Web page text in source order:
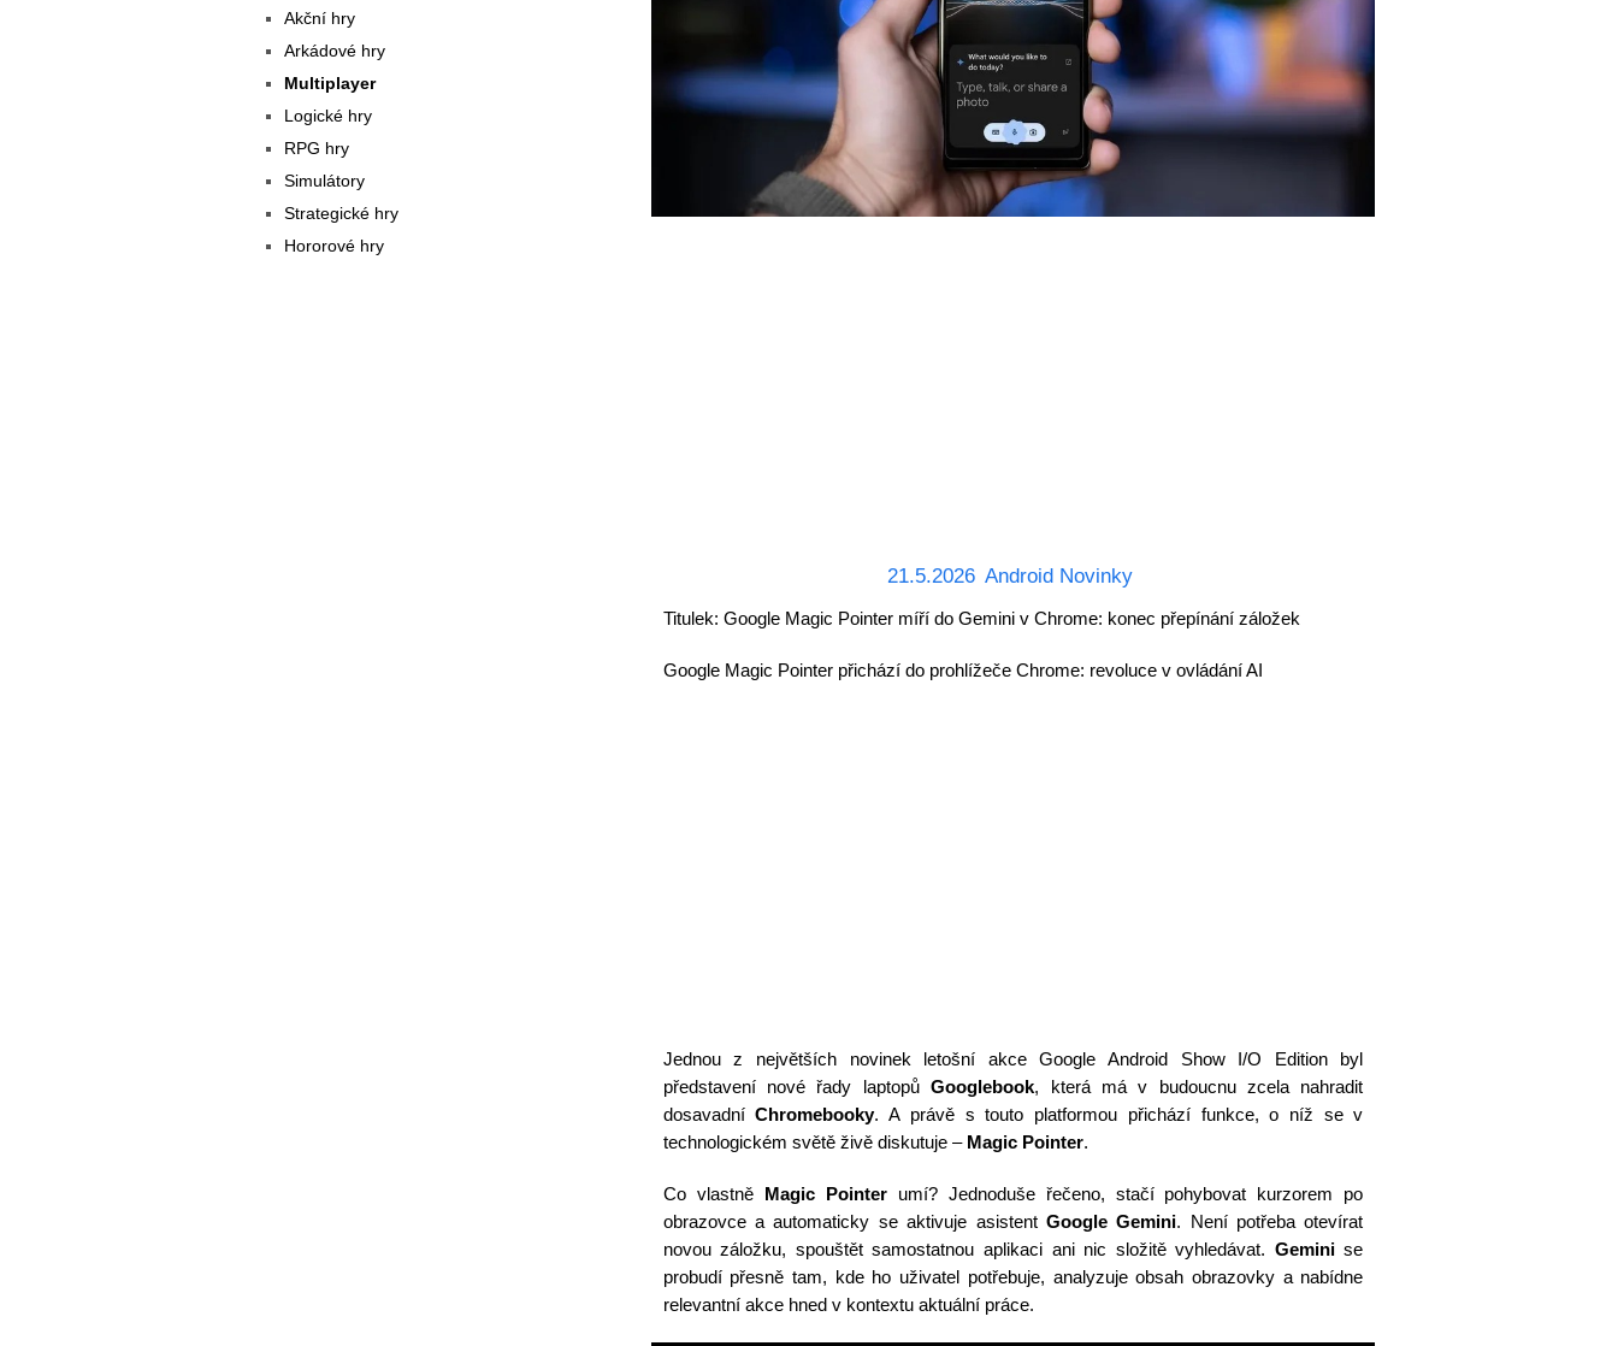
21.5.2026 Android Novinky
Titulek: Google Magic Pointer míří do Gemini v Chrome: konec přepínání záložek
Google Magic Pointer přichází do prohlížeče Chrome: revoluce v ovládání AI
Jednou z největších novinek letošní akce Google Android Show I/O Edition byl
představení nové řady laptopůGooglebook, která má v budoucnu zcela nahradit
dosavadníChromebooky. A právě s touto platformou přichází funkce, o níž se v
technologickém světě živě diskutuje – Magic Pointer.
Co vlastně Magic Pointerumí? Jednoduše řečeno, stačí pohybovat kurzorem po
obrazovce a automaticky se aktivuje asistent Google Gemini. Není potřeba otevírat
novou záložku, spouštět samostatnou aplikaci ani nic složitě vyhledávat. Geminise
probudí přesně tam, kde ho uživatel potřebuje, analyzuje obsah obrazovky a nabídne
relevantní akce hned v kontextu aktuální práce.
Akční hry
Arkádové hry
Multiplayer
Logické hry
RPG hry
Simulátory
Strategické hry
Hororové hry